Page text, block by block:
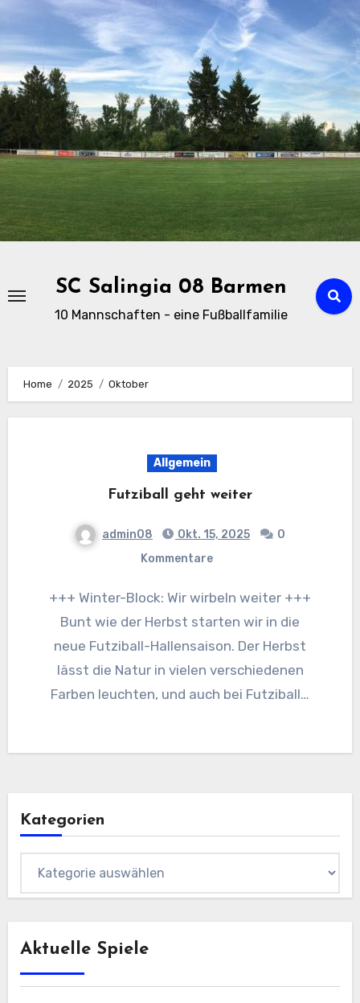
Zu
Inhalten
springen
SC Salingia 08 Barmen
10 Mannschaften - eine Fußballfamilie
Home 2025 Oktober
Allgemein
Futziball geht weiter
admin08 Okt. 15, 2025
0
Kommentare
+++ Winter-Block: Wir wirbeln weiter +++
Bunt wie der Herbst starten wir in die
neue Futziball-Hallensaison. Der Herbst
lässt die Natur in vielen verschiedenen
Farben leuchten, und auch bei Futziball…
Kategorien
Aktuelle Spiele